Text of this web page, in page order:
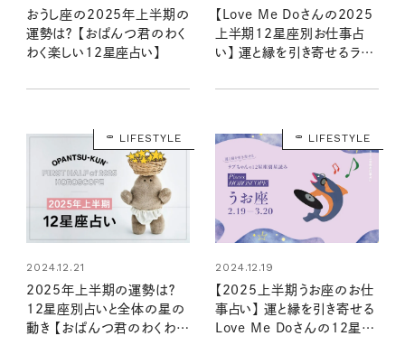
おうし座の2025年上半期の
運勢は？ 【おぱんつ君のわく
わく楽しい12星座占い】
【Love Me Doさんの2025
上半期12星座別お仕事占
い】 運と縁を引き寄せるラブ
LIFESTYLE
2024.12.21
2025年上半期の運勢は？
12星座別占いと全体の星の
動き 【おぱんつ君のわくわく
LIFESTYLE
2024.12.19
【2025上半期うお座のお仕
事占い】 運と縁を引き寄せる
Love Me Doさんの12星座